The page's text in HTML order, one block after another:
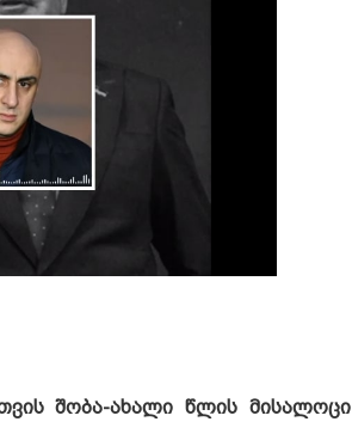
შობა-ახალი წლის მისალოცი